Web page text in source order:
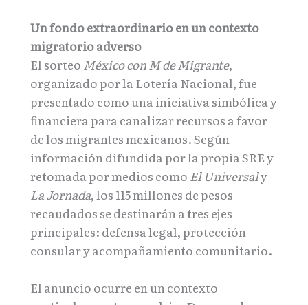
Un fondo extraordinario en un contexto
migratorio adverso
El sorteo México con M de Migrante,
organizado por la Lotería Nacional, fue
presentado como una iniciativa simbólica y
financiera para canalizar recursos a favor
de los migrantes mexicanos. Según
información difundida por la propia SRE y
retomada por medios como El Universaly
La Jornada, los 115 millones de pesos
recaudados se destinarán a tres ejes
principales: defensa legal, protección
consular y acompañamiento comunitario.
El anuncio ocurre en un contexto